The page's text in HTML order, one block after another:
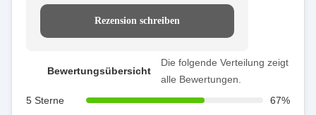
Rezension schreiben
Bewertungsübersicht
Die folgende Verteilung zeigt
alle Bewertungen.
5 Sterne
67%